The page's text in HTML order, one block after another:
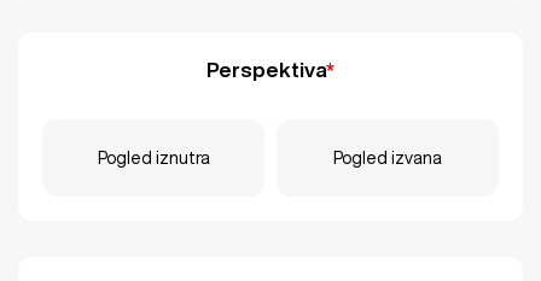
Perspektiva*
Pogled iznutra Pogled izvana